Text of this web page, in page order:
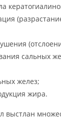
сальных
желез;
жира.
выстлан